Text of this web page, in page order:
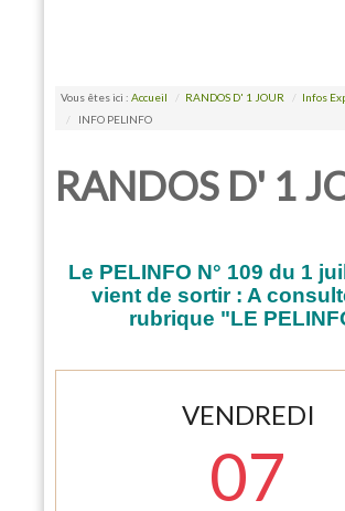
Vous êtes ici : Accueil / RANDOS D' 1 JOUR / Infos
/
INFO PELINFO
RANDOS D' 1
Le PELINFO N° 109 du 1
vient de sortir : A
rubrique "LE
VENDREDI
07